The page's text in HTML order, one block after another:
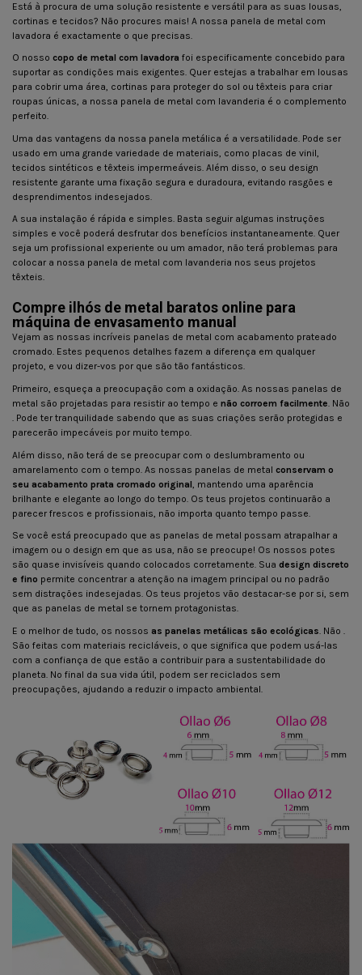
Está à procura de uma solução resistente e versátil para as suas lousas,
cortinas e tecidos? Não procures mais! A nossa panela de metal com
lavadora é exactamente o que precisas.
O nosso copo de metal com lavadora foi especificamente concebido para
suportar as condições mais exigentes. Quer estejas a trabalhar em lousas
para cobrir uma área, cortinas para proteger do sol ou têxteis para criar
roupas únicas, a nossa panela de metal com lavanderia é o complemento
perfeito.
Uma das vantagens da nossa panela metálica é a versatilidade. Pode ser
usado em uma grande variedade de materiais, como placas de vinil,
tecidos sintéticos e têxteis impermeáveis. Além disso, o seu design
resistente garante uma fixação segura e duradoura, evitando rasgões e
desprendimentos indesejados.
A sua instalação é rápida e simples. Basta seguir algumas instruções
simples e você poderá desfrutar dos benefícios instantaneamente. Quer
seja um profissional experiente ou um amador, não terá problemas para
colocar a nossa panela de metal com lavanderia nos seus projetos
têxteis.
Compre ilhós de metal baratos online para
máquina de envasamento manual
Vejam as nossas incríveis panelas de metal com acabamento prateado
cromado. Estes pequenos detalhes fazem a diferença em qualquer
projeto, e vou dizer-vos por que são tão fantásticos.
Primeiro, esqueça a preocupação com a oxidação. As nossas panelas de
metal são projetadas para resistir ao tempo e não corroem facilmente. Não
. Pode ter tranquilidade sabendo que as suas criações serão protegidas e
parecerão impecáveis por muito tempo.
Além disso, não terá de se preocupar com o deslumbramento ou
amarelamento com o tempo. As nossas panelas de metal conservam o
seu acabamento prata cromado original , mantendo uma aparência
brilhante e elegante ao longo do tempo. Os teus projetos continuarão a
parecer frescos e profissionais, não importa quanto tempo passe.
Se você está preocupado que as panelas de metal possam atrapalhar a
imagem ou o design em que as usa, não se preocupe! Os nossos potes
são quase invisíveis quando colocados corretamente. Sua design discreto
e fino permite concentrar a atenção na imagem principal ou no padrão
sem distrações indesejadas. Os teus projetos vão destacar-se por si, sem
que as panelas de metal se tornem protagonistas.
E o melhor de tudo, os nossos as panelas metálicas são ecológicas . Não .
São feitas com materiais recicláveis, o que significa que podem usá-las
com a confiança de que estão a contribuir para a sustentabilidade do
planeta. No final da sua vida útil, podem ser reciclados sem
preocupações, ajudando a reduzir o impacto ambiental.